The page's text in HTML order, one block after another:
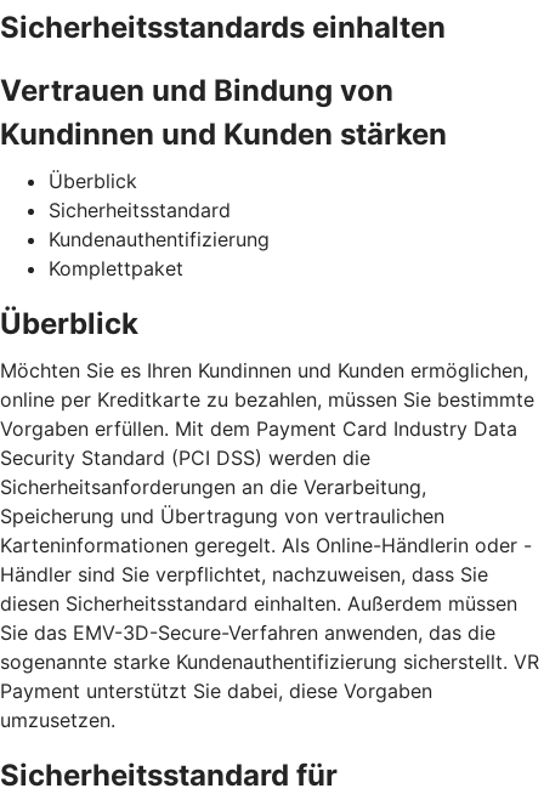
Sicherheitsstandards einhalten
Vertrauen und Bindung von
Kundinnen und Kunden stärken
Überblick
Sicherheitsstandard
Kundenauthentifizierung
Komplettpaket
Überblick
Möchten Sie es Ihren Kundinnen und Kunden ermöglichen,
online per Kreditkarte zu bezahlen, müssen Sie bestimmte
Vorgaben erfüllen. Mit dem Payment Card Industry Data
Security Standard (PCI DSS) werden die
Sicherheitsanforderungen an die Verarbeitung,
Speicherung und Übertragung von vertraulichen
Karteninformationen geregelt. Als Online-Händlerin oder -
Händler sind Sie verpflichtet, nachzuweisen, dass Sie
diesen Sicherheitsstandard einhalten. Außerdem müssen
Sie das EMV-3D-Secure-Verfahren anwenden, das die
sogenannte starke Kundenauthentifizierung sicherstellt. VR
Payment unterstützt Sie dabei, diese Vorgaben
umzusetzen.
Sicherheitsstandard für